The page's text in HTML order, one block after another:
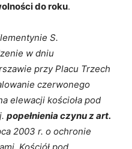
do roku.
S.
w dniu
przy Placu Trzech
czerwonego
elewacji kościoła pod
popełnienia czynu z art.
2003 r. o ochronie